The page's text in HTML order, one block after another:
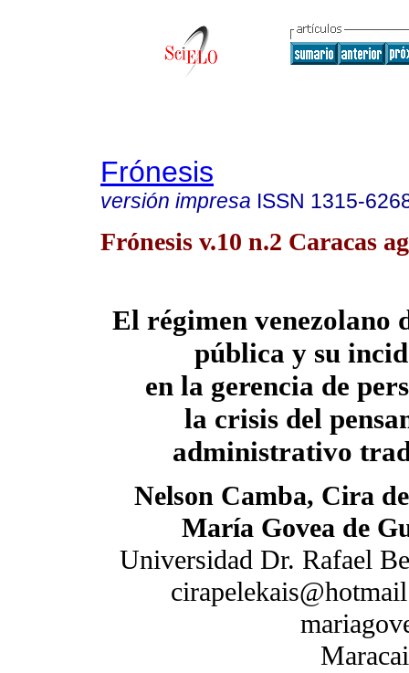
Frónesis
versión impresa ISSN 1315-
Frónesis v.10 n.2 Caracas
El régimen venezolano
pública y su
en la gerencia de
la crisis del
administrativo
Nelson Camba, Cira
María Govea de
Universidad Dr. Rafael